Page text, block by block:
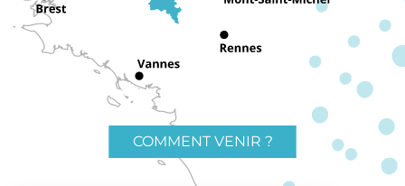
COMMENT VENIR ?